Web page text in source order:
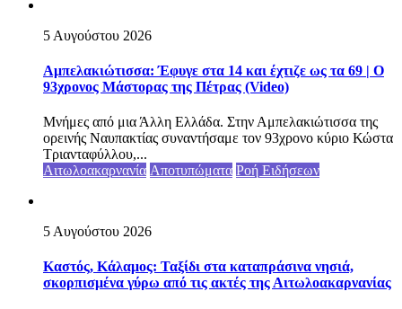
5 Αυγούστου 2026
Αμπελακιώτισσα: Έφυγε στα 14 και έχτιζε ως τα 69 | Ο
93χρονος Μάστορας της Πέτρας (Video)
Μνήμες από μια Άλλη Ελλάδα. Στην Αμπελακιώτισσα της
ορεινής Ναυπακτίας συναντήσαμε τον 93χρονο κύριο Κώστα
Τριανταφύλλου,...
Αιτωλοακαρνανία Αποτυπώματα Ροή Ειδήσεων
5 Αυγούστου 2026
Καστός, Κάλαμος: Ταξίδι στα καταπράσινα νησιά,
σκορπισμένα γύρω από τις ακτές της Αιτωλοακαρνανίας